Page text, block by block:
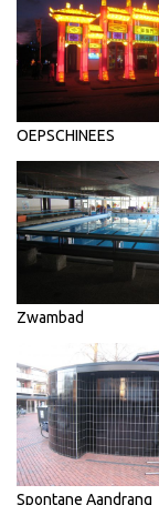
OEPSCHINEES
Zwambad
Spontane Aandrang